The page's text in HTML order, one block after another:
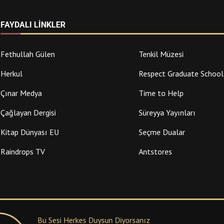
FAYDALI LINKLER
Fethullah Gülen Tenkil Müzesi
Herkul
Respect Graduate School
Çınar Medya
Time to Help
Çağlayan Dergisi
Süreyya Yayınları
Kitap Dünyası EU
Seçme Dualar
Raindrops TV
Antstores
Bu Sesi Herkes Duysun Diyorsanız